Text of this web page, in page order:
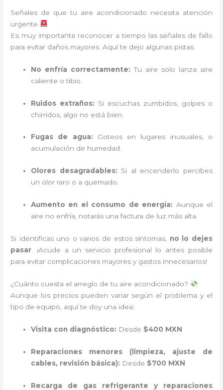
Señales de que tu aire acondicionado necesita atención
urgente
Es muy importante reconocer a tiempo las señales de fallo
para evitar daños mayores. Aquí te dejo algunas pistas:
No enfría correctamente: Tu aire solo lanza aire
caliente o tibio.
Ruidos extraños: Si escuchas zumbidos, golpes o
chirridos, algo no está bien.
Fugas de agua: Goteos en lugares inusuales, o
acumulación de humedad.
Olores desagradables: Si al encenderlo percibes
un olor raro o a quemado.
Aumento en el consumo de energía: Aunque el
aire no enfría, notarás una factura de luz más alta.
Si identificas uno o varios de estos síntomas, no lo dejes
pasar . ¡Acude a un servicio profesional lo antes posible
para evitar complicaciones mayores y gastos innecesarios!
¿Cuánto cuesta el arreglo de tu aire acondicionado?
Aunque los precios pueden variar según el problema y el
tipo de equipo, aquí te doy una idea:
Visita con diagnóstico: Desde $400 MXN
Reparaciones menores (limpieza, ajuste de
cables, revisión básica): Desde $700 MXN
Recarga de gas refrigerante y reparaciones